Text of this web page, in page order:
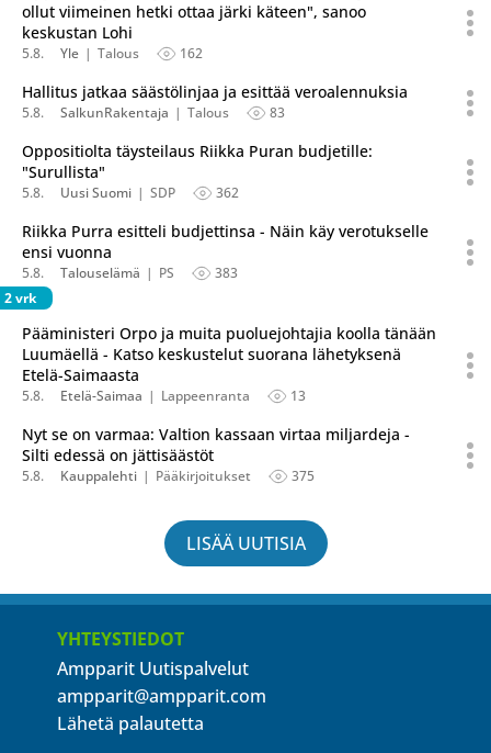
ollut viimeinen hetki ottaa järki käteen", sanoo
keskustan Lohi
5.8. Yle Talous 162
Hallitus jatkaa säästölinjaa ja esittää veroalennuksia
5.8. SalkunRakentaja Talous 83
Oppositiolta täysteilaus Riikka Puran budjetille:
"Surullista"
5.8. Uusi Suomi SDP 362
Riikka Purra esitteli budjettinsa - Näin käy verotukselle
ensi vuonna
5.8. Talouselämä PS
383
2 vrk
Pääministeri Orpo ja muita puoluejohtajia koolla tänään
Luumäellä - Katso keskustelut suorana lähetyksenä
Etelä-Saimaasta
5.8. Etelä-Saimaa Lappeenranta 13
Nyt se on varmaa: Valtion kassaan virtaa miljardeja -
Silti edessä on jättisäästöt
5.8. Kauppalehti Pääkirjoitukset 375
LISÄÄ UUTISIA
YHTEYSTIEDOT
Ampparit Uutispalvelut
ampparit@ampparit.com
Lähetä palautetta